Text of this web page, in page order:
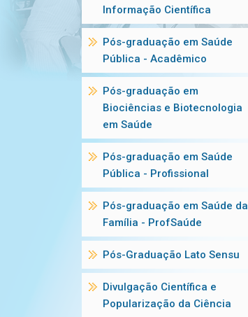
Informação Científica
Pós-graduação em Saúde
Pública - Acadêmico
Pós-graduação em
Biociências e Biotecnologia
em Saúde
Pós-graduação em Saúde
Pública - Profissional
Pós-graduação em Saúde da
Família - ProfSaúde
Pós-Graduação Lato Sensu
Divulgação Científica e
Popularização da Ciência